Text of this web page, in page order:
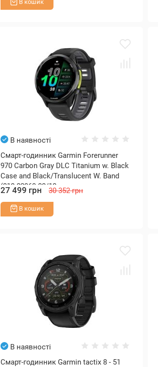
В кошик
В наявності
Смарт-годинник Garmin Forerunner
970 Carbon Gray DLC Titanium w. Black
Case and Black/Translucent W. Band
(010-02969-00/10
27 499 грн 30 352 грн
В кошик
В наявності
Смарт-годинник Garmin tactix 8 - 51